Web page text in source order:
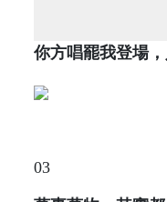
你方唱罷我登場，
03